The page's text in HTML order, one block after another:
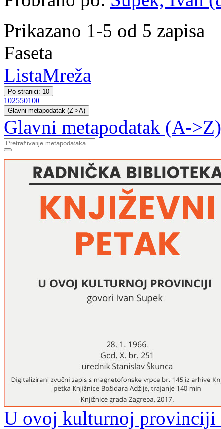
Prikazano 1-5 od 5 zapisa
Faseta
ListaMreža
Po stranici: 10
102550100
Glavni metapodatak (Z->A)
Glavni metapodatak (A->Z)
U ovoj kulturnoj provinciji